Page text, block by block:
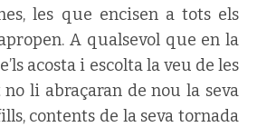
les que encisen a tots els
A qualsevol que en la
acosta i escolta la veu de les
no li abraçaran de nou la seva
contents de la seva tornada